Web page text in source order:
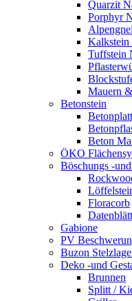
Quarzit
Porphyr
Kalkstein
Tuffstein
Mauern
Betonstein
Beton
ÖKO
Böschungs -
Floracorb
Gabione
PV
Buzon
Deko -und
Brunnen
Splitt /